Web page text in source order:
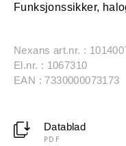
Funksjonssikker,
Nexans art.nr. :
El.nr. : 1067310
EAN : 7330000073173
Datablad
PDF